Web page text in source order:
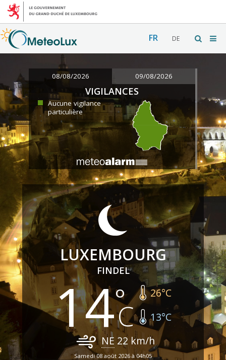
FR DE
08/08/2026 09/08/2026
VIGILANCES
Aucune vigilance
particulière
LUXEMBOURG
FINDEL
14 26°C
13°C
NE 22 km/h
Samedi 08 août 2026 à 04h05